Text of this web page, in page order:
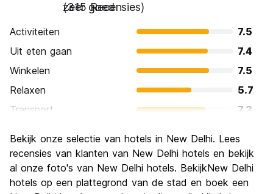
zeer goed
(315 Recensies)
Activiteiten
7.5
Uit eten gaan
7.4
Winkelen
7.5
Relaxen
5.7
Transport
7.2
Cultuur
7.9
Uitgaan
6.1
Waarde voor uw geld
7.4
Bekijk onze selectie van hotels in New Delhi. Lees
recensies van klanten van New Delhi hotels en bekijk
al onze foto's van New Delhi hotels. BekijkNew Delhi
hotels op een plattegrond van de stad en boek een